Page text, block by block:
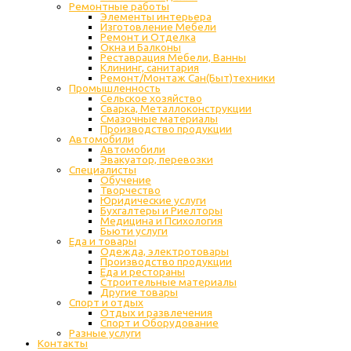
Ремонтные работы
Элементы интерьера
Изготовление Мебели
Ремонт и Отделка
Окна и Балконы
Реставрация Мебели, Ванны
Клининг, санитария
Ремонт/Монтаж Сан(Быт)техники
Промышленность
Cельское хозяйство
Сварка, Металлоконструкции
Cмазочные материалы
Производство продукции
Автомобили
Автомобили
Эвакуатор, перевозки
Специалисты
Обучение
Творчество
Юридические услуги
Бухгалтеры и Риелторы
Медицина и Психология
Бьюти услуги
Еда и товары
Одежда, электротовары
Производство продукции
Еда и рестораны
Строительные материалы
Другие товары
Спорт и отдых
Отдых и развлечения
Спорт и Оборудование
Разные услуги
Контакты